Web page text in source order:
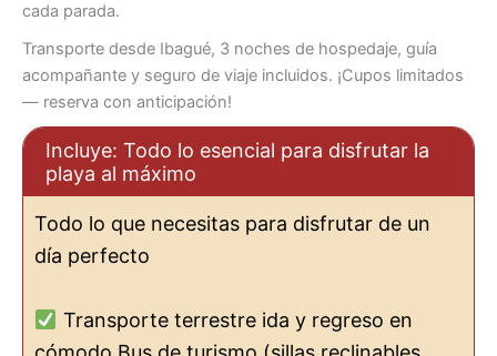
cada parada.
Transporte desde Ibagué, 3 noches de hospedaje, guía
acompañante y seguro de viaje incluidos. ¡Cupos limitados
— reserva con anticipación!
Incluye: Todo lo esencial para disfrutar la
playa al máximo
Todo lo que necesitas para disfrutar de un
día perfecto
Transporte terrestre ida y regreso en